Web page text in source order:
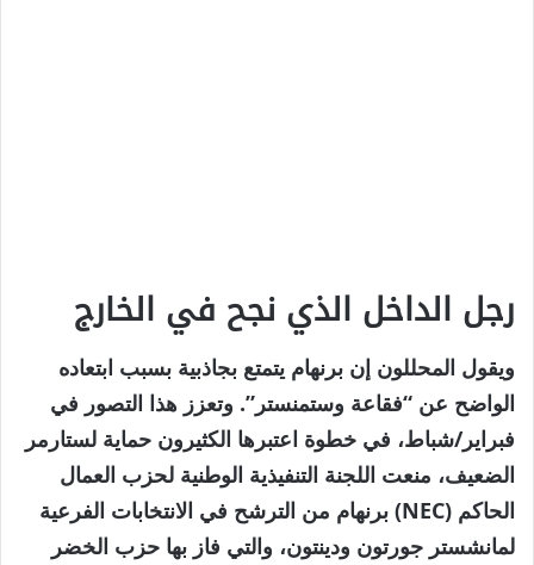
رجل الداخل الذي نجح في الخارج
ويقول المحللون إن برنهام يتمتع بجاذبية بسبب ابتعاده
الواضح عن “فقاعة وستمنستر”. وتعزز هذا التصور في
فبراير/شباط، في خطوة اعتبرها الكثيرون حماية لستارمر
الضعيف، منعت اللجنة التنفيذية الوطنية لحزب العمال
الحاكم (NEC) برنهام من الترشح في الانتخابات الفرعية
لمانشستر جورتون ودينتون، والتي فاز بها حزب الخضر